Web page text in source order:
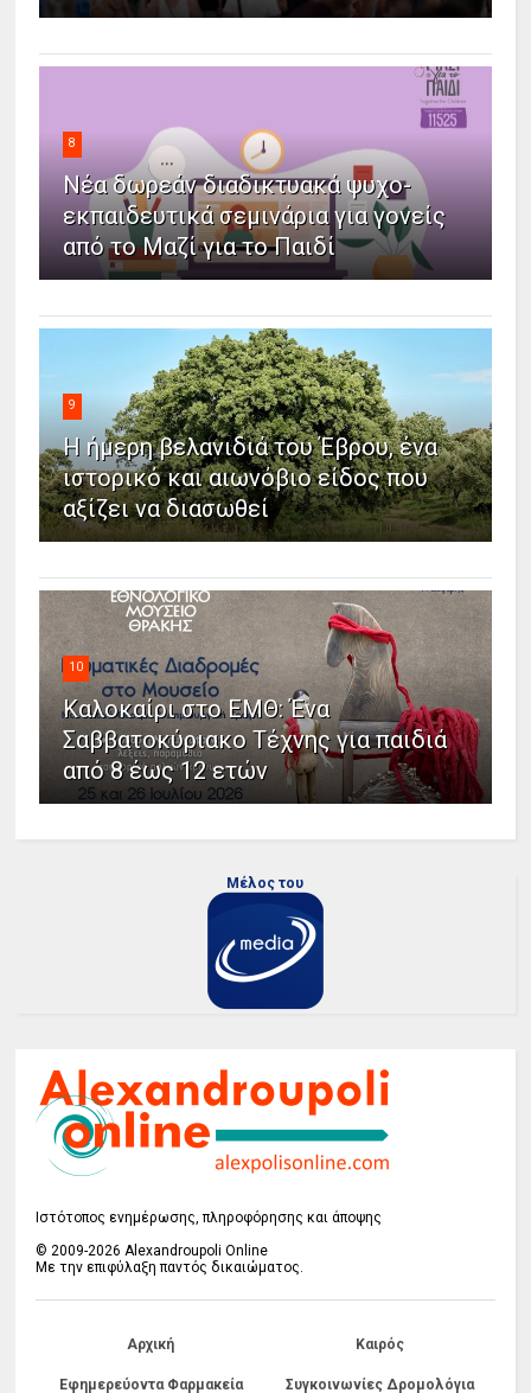
8
Νέα δωρεάν διαδικτυακά ψυχο-
εκπαιδευτικά σεμινάρια για γονείς
από το Μαζί για το Παιδί
9
Η ήμερη βελανιδιά του Έβρου, ένα
ιστορικό και αιωνόβιο είδος που
αξίζει να διασωθεί
10
Καλοκαίρι στο ΕΜΘ: Ένα
Σαββατοκύριακο Τέχνης για παιδιά
από 8 έως 12 ετών
Μέλος του
Ιστότοπος ενημέρωσης, πληροφόρησης και άποψης
© 2009-2026 Alexandroupoli Online
Με την επιφύλαξη παντός δικαιώματος.
Αρχική Καιρός
Εφημερεύοντα Φαρμακεία Συγκοινωνίες Δρομολόγια